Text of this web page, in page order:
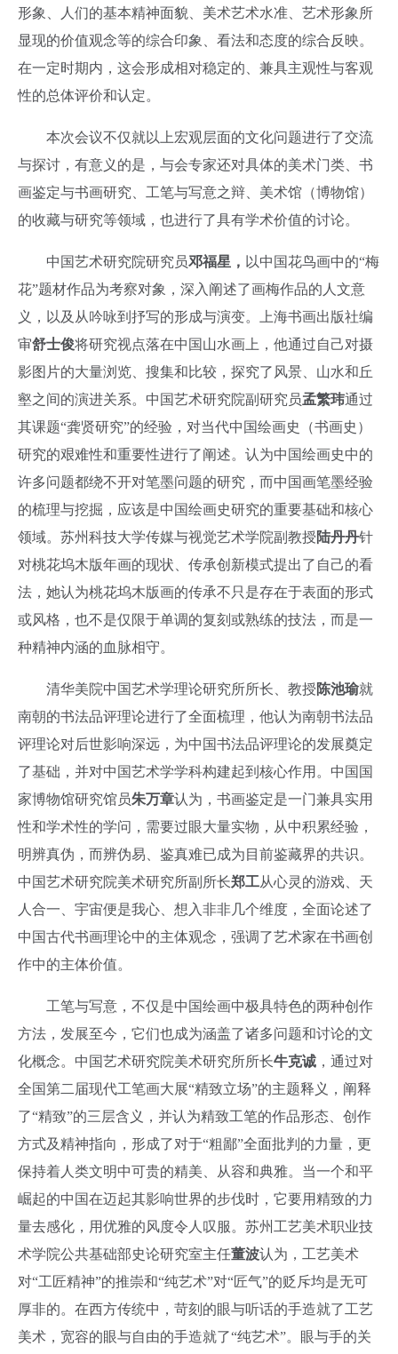
形象、人们的基本精神面貌、美术艺术水准、艺术形象所
显现的价值观念等的综合印象、看法和态度的综合反映。
在一定时期内，这会形成相对稳定的、兼具主观性与客观
性的总体评价和认定。
本次会议不仅就以上宏观层面的文化问题进行了交流
与探讨，有意义的是，与会专家还对具体的美术门类、书
画鉴定与书画研究、工笔与写意之辩、美术馆（博物馆）
的收藏与研究等领域，也进行了具有学术价值的讨论。
中国艺术研究院研究员邓福星， 以中国花鸟画中的“梅
花”题材作品为考察对象，深入阐述了画梅作品的人文意
义，以及从吟咏到抒写的形成与演变。上海书画出版社编
审舒士俊将研究视点落在中国山水画上，他通过自己对摄
影图片的大量浏览、搜集和比较，探究了风景、山水和丘
壑之间的演进关系。中国艺术研究院副研究员孟繁玮通过
其课题“龚贤研究”的经验，对当代中国绘画史（书画史）
研究的艰难性和重要性进行了阐述。认为中国绘画史中的
许多问题都绕不开对笔墨问题的研究，而中国画笔墨经验
的梳理与挖掘，应该是中国绘画史研究的重要基础和核心
领域。苏州科技大学传媒与视觉艺术学院副教授陆丹丹针
对桃花坞木版年画的现状、传承创新模式提出了自己的看
法，她认为桃花坞木版画的传承不只是存在于表面的形式
或风格，也不是仅限于单调的复刻或熟练的技法，而是一
种精神内涵的血脉相守。
清华美院中国艺术学理论研究所所长、教授陈池瑜就
南朝的书法品评理论进行了全面梳理，他认为南朝书法品
评理论对后世影响深远，为中国书法品评理论的发展奠定
了基础，并对中国艺术学学科构建起到核心作用。中国国
家博物馆研究馆员朱万章认为，书画鉴定是一门兼具实用
性和学术性的学问，需要过眼大量实物，从中积累经验，
明辨真伪，而辨伪易、鉴真难已成为目前鉴藏界的共识。
中国艺术研究院美术研究所副所长郑工从心灵的游戏、天
人合一、宇宙便是我心、想入非非几个维度，全面论述了
中国古代书画理论中的主体观念，强调了艺术家在书画创
作中的主体价值。
工笔与写意，不仅是中国绘画中极具特色的两种创作
方法，发展至今，它们也成为涵盖了诸多问题和讨论的文
化概念。中国艺术研究院美术研究所所长牛克诚 ，通过对
全国第二届现代工笔画大展“精致立场”的主题释义，阐释
了“精致”的三层含义，并认为精致工笔的作品形态、创作
方式及精神指向，形成了对于“粗鄙”全面批判的力量，更
保持着人类文明中可贵的精美、从容和典雅。当一个和平
崛起的中国在迈起其影响世界的步伐时，它要用精致的力
量去感化，用优雅的风度令人叹服。苏州工艺美术职业技
术学院公共基础部史论研究室主任董波认为，工艺美术
对“工匠精神”的推崇和“纯艺术”对“匠气”的贬斥均是无可
厚非的。在西方传统中，苛刻的眼与听话的手造就了工艺
美术，宽容的眼与自由的手造就了“纯艺术”。眼与手的关